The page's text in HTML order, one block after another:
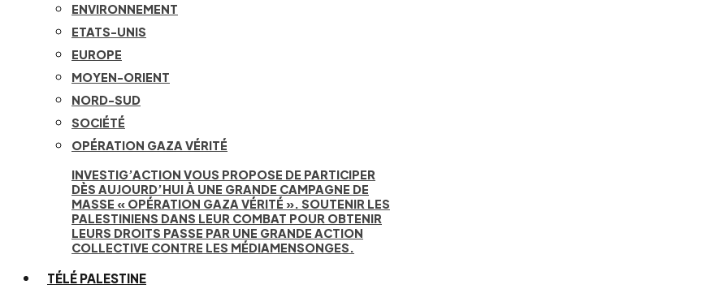
ENVIRONNEMENT
ETATS-UNIS
EUROPE
MOYEN-ORIENT
NORD-SUD
SOCIÉTÉ
OPÉRATION GAZA VÉRITÉ
INVESTIG’ACTION VOUS PROPOSE DE PARTICIPER
DÈS AUJOURD’HUI À UNE GRANDE CAMPAGNE DE
MASSE « OPÉRATION GAZA VÉRITÉ ». SOUTENIR LES
PALESTINIENS DANS LEUR COMBAT POUR OBTENIR
LEURS DROITS PASSE PAR UNE GRANDE ACTION
COLLECTIVE CONTRE LES MÉDIAMENSONGES.
TÉLÉ PALESTINE